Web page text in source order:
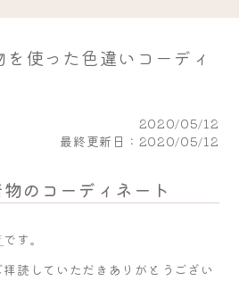
使った色違いコーディ
2020/05/12
最終更新日：2020/05/12
のコーディネート
です。
読していただきありがとうござい